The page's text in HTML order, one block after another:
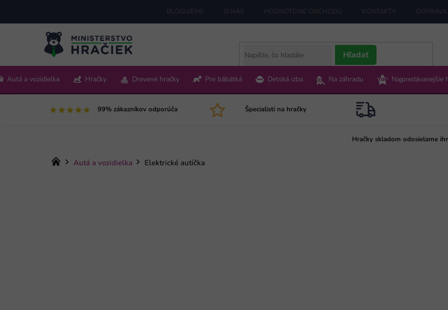
obsah
BLOGUJEME O NÁS HODNOTENIE OBCHODU KONTAKTY
Pon-Pia 9:00-15:00
Hľadať
Autá a vozidielka Hračky Drevené hračky Pre bábätká Detská izba Na záhradu Najpredávanejšie
99% zákazníkov odporúča Špecialisti na hračky
Hračky skladom odosielame
Domov
Autá a vozidielka Elektrické autíčka